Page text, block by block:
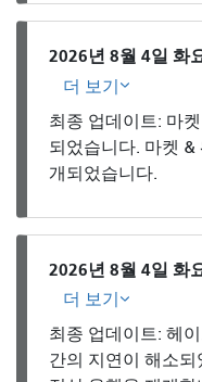
2026년 8월 4일 화
더 보기
최종 업데이트: 마
되었습니다. 마켓 &
개되었습니다.
2026년 8월 4일 화
더 보기
최종 업데이트: 헤
간의 지연이 해소